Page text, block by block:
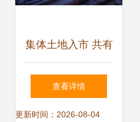
集体土地入市 共有
产权房开启房地产
市场破冰之旅
查看详情
更新时间：2026-08-04